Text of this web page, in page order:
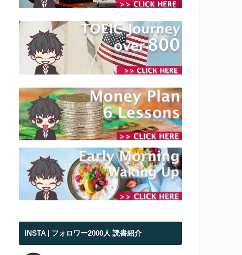
INSTA | フォロワー2000人 読書紹介